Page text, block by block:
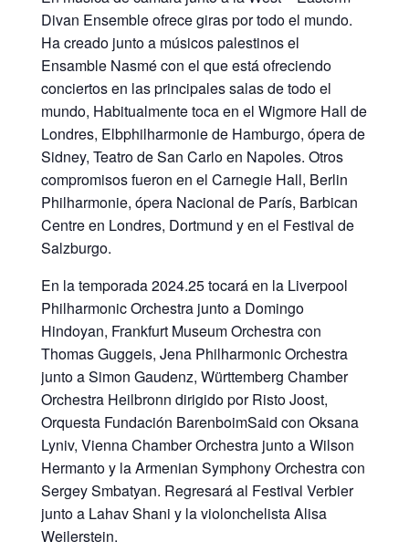
Divan Ensemble ofrece giras por todo el mundo.
Ha creado junto a músicos palestinos el
Ensamble Nasmé con el que está ofreciendo
conciertos en las principales salas de todo el
mundo, Habitualmente toca en el Wigmore Hall de
Londres, Elbphilharmonie de Hamburgo, ópera de
Sidney, Teatro de San Carlo en Napoles. Otros
compromisos fueron en el Carnegie Hall, Berlin
Philharmonie, ópera Nacional de París, Barbican
Centre en Londres, Dortmund y en el Festival de
Salzburgo.
En la temporada 2024.25 tocará en la Liverpool
Philharmonic Orchestra junto a Domingo
Hindoyan, Frankfurt Museum Orchestra con
Thomas Guggeis, Jena Philharmonic Orchestra
junto a Simon Gaudenz, Württemberg Chamber
Orchestra Heilbronn dirigido por Risto Joost,
Orquesta Fundación BarenboimSaid con Oksana
Lyniv, Vienna Chamber Orchestra junto a Wilson
Hermanto y la Armenian Symphony Orchestra con
Sergey Smbatyan. Regresará al Festival Verbier
junto a Lahav Shani y la violonchelista Alisa
Weilerstein.